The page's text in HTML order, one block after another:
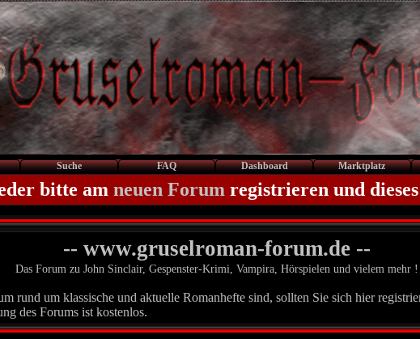
Suche FAQ Dashboard Marktplatz
bitte am neuen Forum registrieren und
-- www.gruselroman-forum.de --
Das Forum zu John Sinclair, Gespenster-Krimi, Vampira, Hörspielen und vielem mehr !
rund um klassische und aktuelle Romanhefte sind, sollten Sie sich hier
des Forums ist kostenlos.